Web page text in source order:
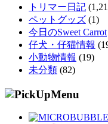
トリマー日記
ペットグッズ (1)
今日のSweet Carrot
仔犬・仔猫情報
小動物情報 (19)
未分類 (82)